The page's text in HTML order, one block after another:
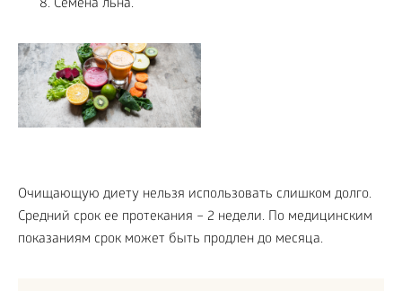
Семена льна.
Очищающую диету нельзя использовать слишком долго.
Средний срок ее протекания – 2 недели. По медицинским
показаниям срок может быть продлен до месяца.